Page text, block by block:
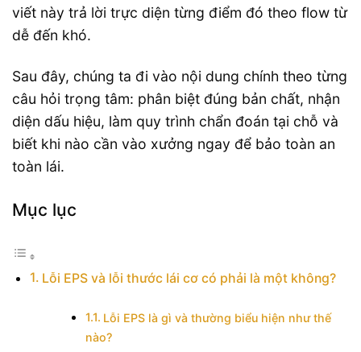
viết này trả lời trực diện từng điểm đó theo flow từ
dễ đến khó.
Sau đây, chúng ta đi vào nội dung chính theo từng
câu hỏi trọng tâm: phân biệt đúng bản chất, nhận
diện dấu hiệu, làm quy trình chẩn đoán tại chỗ và
biết khi nào cần vào xưởng ngay để bảo toàn an
toàn lái.
Mục lục
Lỗi EPS và lỗi thước lái cơ có phải là một không?
Lỗi EPS là gì và thường biểu hiện như thế
nào?